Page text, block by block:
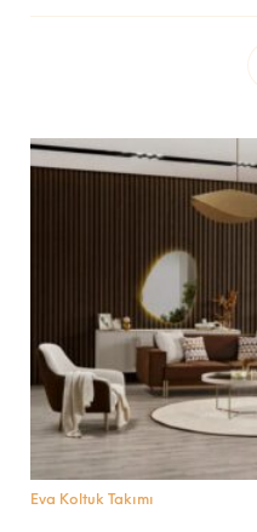
Eva Koltuk Takımı